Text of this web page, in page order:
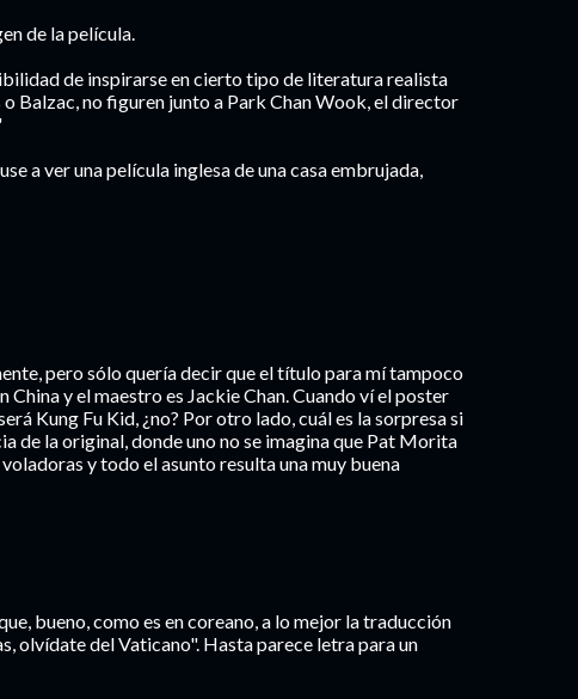
de la película.
de inspirarse en cierto tipo de literatura realista
Balzac, no figuren junto a Park Chan Wook, el director
a ver una película inglesa de una casa embrujada,
pero sólo quería decir que el título para mí tampoco
China y el maestro es Jackie Chan. Cuando ví el poster
Kung Fu Kid, ¿no? Por otro lado, cuál es la sorpresa si
de la original, donde uno no se imagina que Pat Morita
y todo el asunto resulta una muy buena
bueno, como es en coreano, a lo mejor la traducción
olvídate del Vaticano". Hasta parece letra para un